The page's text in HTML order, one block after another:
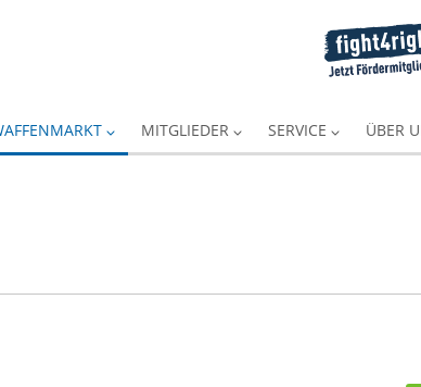
MITGLIEDER SERVICE ÜBER